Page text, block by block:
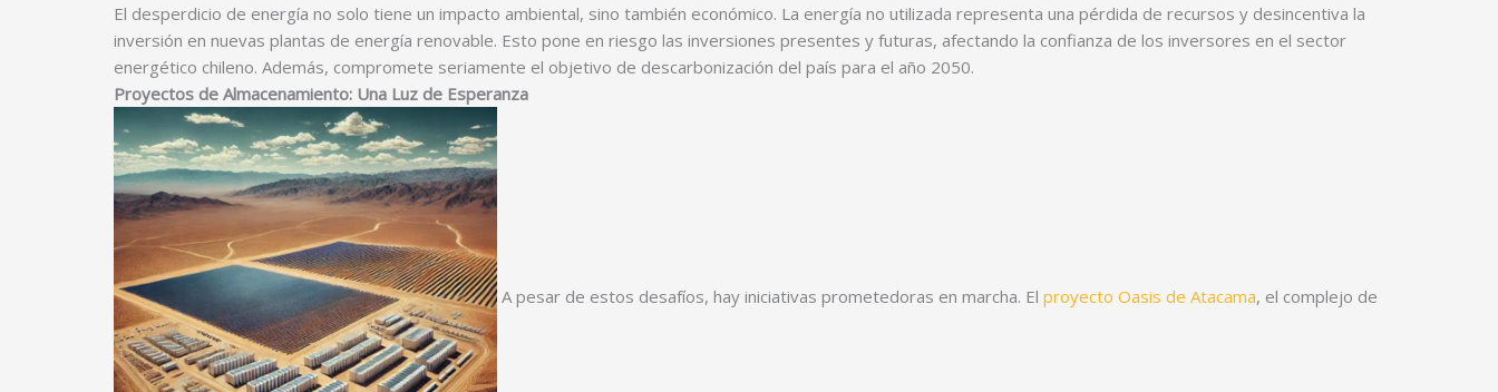
El desperdicio de energía no solo tiene un impacto ambiental, sino también económico. La energía no utilizada representa una pérdida de recursos y desincentiva la
inversión en nuevas plantas de energía renovable. Esto pone en riesgo las inversiones presentes y futuras, afectando la confianza de los inversores en el sector
energético chileno. Además, compromete seriamente el objetivo de descarbonización del país para el año 2050.
Proyectos de Almacenamiento: Una Luz de Esperanza
A pesar de estos desafíos, hay iniciativas prometedoras en marcha. El proyecto Oasis de Atacama, el complejo de